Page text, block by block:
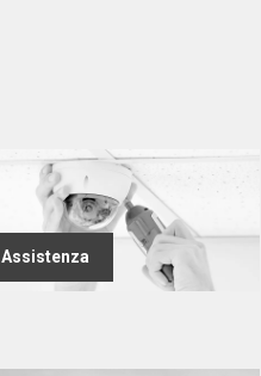
Assistenza